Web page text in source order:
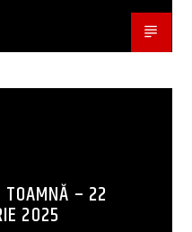
TOAMNĂ – 22
2025